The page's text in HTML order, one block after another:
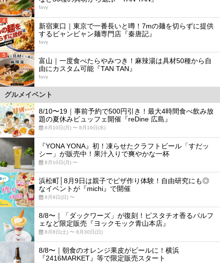
favy
4
新宿東口｜東京で一番長いと噂！7mの麺を切らずに提供
するビャンビャン麺専門店『秦唐記』
favy
5
富山｜一度食べたらやみつき！麻辣湯は具材50種から自
由にカスタム可能『TAN TAN』
favy
グルメイベント
8/10〜19｜事前予約で500円引き！最大4時間食べ飲み放
題の夏休みビュッフェ開催『reDine 広島』
8月10日(月) 〜 8月19日(水)
『YONA YONA』初！凍らせたクラフトビール「すだッ
シー」が販売中！果汁入りで爽やかな一杯
8月10日(月) 〜
浜松町│8月9日は親子でピザ作り体験！自由研究にも◎
なイベントが『michi』で開催
8月9日(日) 〜
8/8〜｜「ダックワーズ」が復刻！ピスタチオ香るパルフ
ェなど限定販売『ヨックモック青山本店』
8月8日(土) 〜 8月30日(日)
8/8〜｜朝食のオレンジ果皮がビールに！横浜
『2416MARKET』等で限定販売スタート